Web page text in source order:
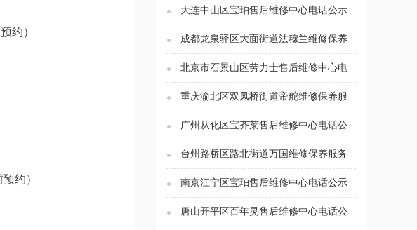
约）
约）
大连中山区宝珀售后维修中心电话公示
（2026年7月最新）
成都龙泉驿区大面街道法穆兰维修保养
服务电话（2026年7月最新）
北京市石景山区劳力士售后维修中心电
话公示（2026年7月最新）
重庆渝北区双凤桥街道帝舵维修保养服
务电话（2026年7月最新）
广州从化区宝齐莱售后维修中心电话公
示（2026年7月最新）
台州路桥区路北街道万国维修保养服务
电话（2026年7月最新）
南京江宁区宝珀售后维修中心电话公示
（2026年7月最新）
唐山开平区百年灵售后维修中心电话公
示（2026年7月最新）